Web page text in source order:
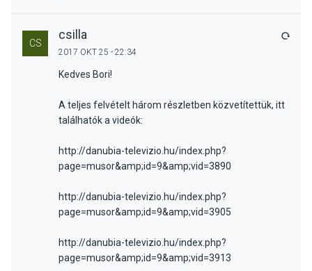
CS
csilla
2017 OKT 25 - 22:34
Kedves Bori!
A teljes felvételt három részletben közvetítettük, itt
találhatók a videók:
http://danubia-televizio.hu/index.php?
page=musor&amp;id=9&amp;vid=3890
http://danubia-televizio.hu/index.php?
page=musor&amp;id=9&amp;vid=3905
http://danubia-televizio.hu/index.php?
page=musor&amp;id=9&amp;vid=3913